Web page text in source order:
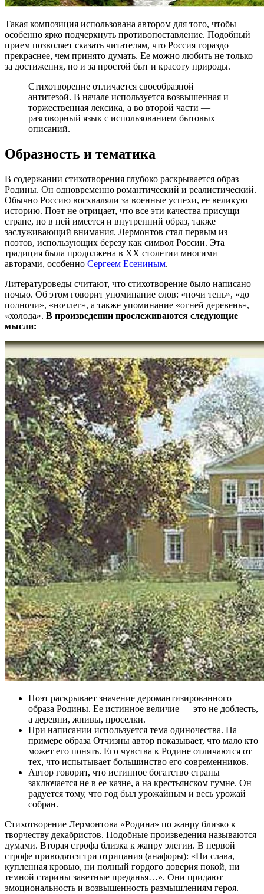
Такая композиция использована автором для того, чтобы
особенно ярко подчеркнуть противопоставление. Подобный
прием позволяет сказать читателям, что Россия гораздо
прекраснее, чем принято думать. Ее можно любить не только
за достижения, но и за простой быт и красоту природы.
Стихотворение отличается своеобразной
антитезой. В начале используется возвышенная и
торжественная лексика, а во второй части —
разговорный язык с использованием бытовых
описаний.
Образность и тематика
В содержании стихотворения глубоко раскрывается образ
Родины. Он одновременно романтический и реалистический.
Обычно Россию восхваляли за военные успехи, ее великую
историю. Поэт не отрицает, что все эти качества присущи
стране, но в ней имеется и внутренний образ, также
заслуживающий внимания. Лермонтов стал первым из
поэтов, использующих березу как символ России. Эта
традиция была продолжена в XX столетии многими
авторами, особенно Сергеем Есениным.
Литературоведы считают, что стихотворение было написано
ночью. Об этом говорит упоминание слов: «ночи тень», «до
полночи», «ночлег», а также упоминание «огней деревень»,
«холода». В произведении прослеживаются следующие
мысли:
Поэт раскрывает значение деромантизированного
образа Родины. Ее истинное величие — это не доблесть,
а деревни, жнивы, проселки.
При написании используется тема одиночества. На
примере образа Отчизны автор показывает, что мало кто
может его понять. Его чувства к Родине отличаются от
тех, что испытывает большинство его современников.
Автор говорит, что истинное богатство страны
заключается не в ее казне, а на крестьянском гумне. Он
радуется тому, что год был урожайным и весь урожай
собран.
Стихотворение Лермонтова «Родина» по жанру близко к
творчеству декабристов. Подобные произведения называются
думами. Вторая строфа близка к жанру элегии. В первой
строфе приводятся три отрицания (анафоры): «Ни слава,
купленная кровью, ни полный гордого доверия покой, ни
темной старины заветные преданья…». Они придают
эмоциональность и возвышенность размышлениям героя.